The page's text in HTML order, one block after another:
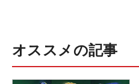
オススメの記事